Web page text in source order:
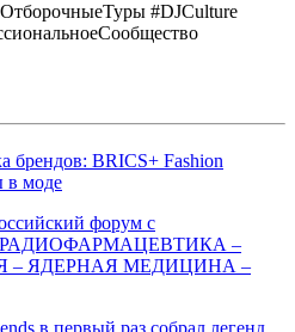
#DJCulture
брендов: BRICS+ Fashion
в моде
форум с
"РАДИОФАРМАЦЕВТИКА –
– ЯДЕРНАЯ МЕДИЦИНА –
в первый раз собрал легенд